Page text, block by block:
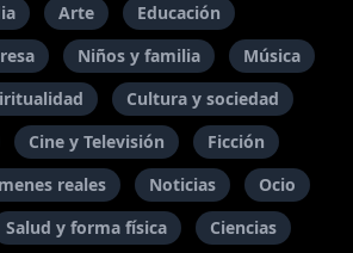
Arte
Educación
Niños y familia
Música
Cultura y sociedad
Cine y Televisión
Ficción
reales Noticias
Ocio
Salud y forma física Ciencias